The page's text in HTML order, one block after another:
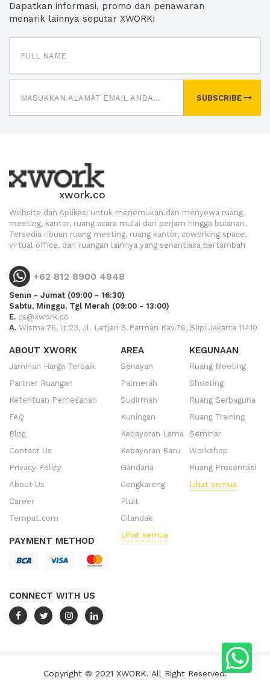
Dapatkan informasi, promo dan penawaran
menarik lainnya seputar XWORK!
SUBSCRIBE
xwork.co
Website dan Aplikasi untuk menemukan dan menyewa ruang
meeting, kantor, ruang acara mulai dari perjam hingga bulanan.
Tersedia ribuan ruang meeting, ruang kantor, coworking space,
virtual office, dan ruangan lainnya yang senantiasa bertambah
+62 812 8900 4848
Senin - Jumat (09:00 - 16:30)
Sabtu, Minggu, Tgl Merah (09:00 - 13:00)
E. cs@xwork.co
A. Wisma 76, lt.23, Jl. Letjen S.Parman Kav.76, Slipi Jakarta 11410
ABOUT XWORK
Jaminan Harga Terbaik
Partner Ruangan
Ketentuan Pemesanan
FAQ
Blog
Contact Us
Privacy Policy
About Us
Career
Tempat.com
PAYMENT METHOD
CONNECT WITH US
AREA
Senayan
Palmerah
Sudirman
Kuningan
Kebayoran Lama
Kebayoran Baru
Gandaria
Cengkareng
Pluit
Cilandak
Lihat semua
KEGUNAAN
Ruang Meeting
Shooting
Ruang Serbaguna
Ruang Training
Seminar
Workshop
Ruang Presentasi
Lihat semua
Copyright © 2021 XWORK. All Right Reserved.